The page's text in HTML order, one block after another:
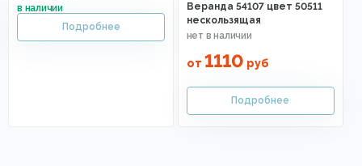
Веранда 54107 цвет 50511
нескользящая
от 1110 руб